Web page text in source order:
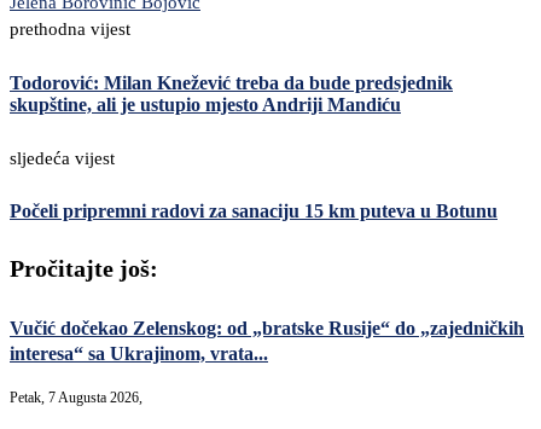
prethodna vijest
Todorović: Milan Knežević treba da bude predsjednik
skupštine, ali je ustupio mjesto Andriji Mandiću
sljedeća vijest
Počeli pripremni radovi za sanaciju 15 km puteva u Botunu
Pročitajte još:
Vučić dočekao Zelenskog: od „bratske Rusije“ do „zajedničkih
interesa“ sa Ukrajinom, vrata...
Petak, 7 Augusta 2026,